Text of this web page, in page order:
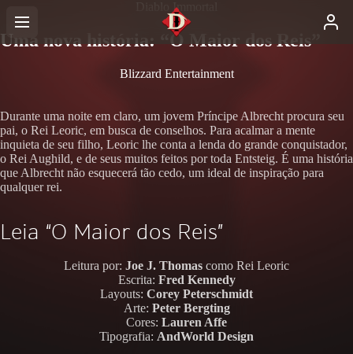
Diablo Immortal
Uma nova história: “O Maior dos Reis”
Blizzard Entertainment
Durante uma noite em claro, um jovem Príncipe Albrecht procura seu
pai, o Rei Leoric, em busca de conselhos. Para acalmar a mente
inquieta de seu filho, Leoric lhe conta a lenda do grande conquistador,
o Rei Aughild, e de seus muitos feitos por toda Entsteig. É uma história
que Albrecht não esquecerá tão cedo, um ideal de inspiração para
qualquer rei.
Leia “O Maior dos Reis”
Leitura por: Joe J. Thomas como Rei Leoric
Escrita: Fred Kennedy
Layouts: Corey Peterschmidt
Arte: Peter Bergting
Cores: Lauren Affe
Tipografia: AndWorld Design